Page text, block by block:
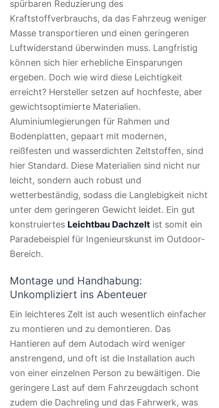
spürbaren Reduzierung des
Kraftstoffverbrauchs, da das Fahrzeug weniger
Masse transportieren und einen geringeren
Luftwiderstand überwinden muss. Langfristig
können sich hier erhebliche Einsparungen
ergeben. Doch wie wird diese Leichtigkeit
erreicht? Hersteller setzen auf hochfeste, aber
gewichtsoptimierte Materialien.
Aluminiumlegierungen für Rahmen und
Bodenplatten, gepaart mit modernen,
reißfesten und wasserdichten Zeltstoffen, sind
hier Standard. Diese Materialien sind nicht nur
leicht, sondern auch robust und
wetterbeständig, sodass die Langlebigkeit nicht
unter dem geringeren Gewicht leidet. Ein gut
konstruiertes Leichtbau Dachzelt ist somit ein
Paradebeispiel für Ingenieurskunst im Outdoor-
Bereich.
Montage und Handhabung:
Unkompliziert ins Abenteuer
Ein leichteres Zelt ist auch wesentlich einfacher
zu montieren und zu demontieren. Das
Hantieren auf dem Autodach wird weniger
anstrengend, und oft ist die Installation auch
von einer einzelnen Person zu bewältigen. Die
geringere Last auf dem Fahrzeugdach schont
zudem die Dachreling und das Fahrwerk, was